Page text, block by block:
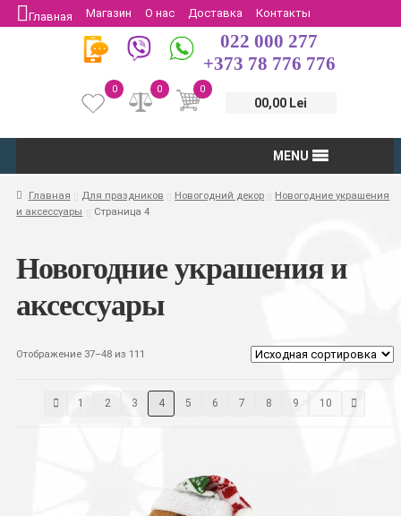
Главная Магазин О нас Доставка
Контакты
Защита потребителей
Возврат
022 000 277
+373 78 776 776
0
00,00 Lei
0
0
MENU
Главная Для праздников Новогодний декор
Новогодние украшения
и аксессуары
Страница 4
Новогодние украшения и
аксессуары
Отображение 37–48 из 111
1 2 3 4 5 6 7 8 9 10